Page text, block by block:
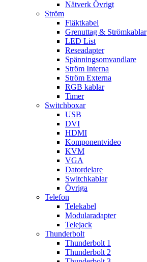
Nätverk Övrigt
Ström
Fläktkabel
Grenuttag & Strömkablar
LED List
Reseadapter
Spänningsomvandlare
Ström Interna
Ström Externa
RGB kablar
Timer
Switchboxar
USB
DVI
HDMI
Komponentvideo
KVM
VGA
Datordelare
Switchkablar
Övriga
Telefon
Telekabel
Modularadapter
Telejack
Thunderbolt
Thunderbolt 1
Thunderbolt 2